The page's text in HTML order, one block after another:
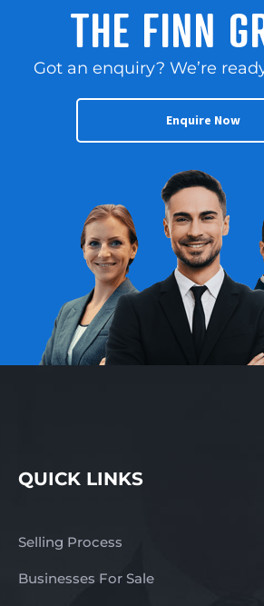
THE FINN
Got an enquiry? We’re
Enquire Now
QUICK LINKS
Selling Process
Businesses For Sale